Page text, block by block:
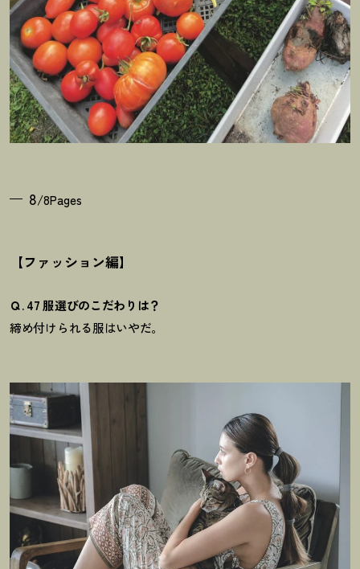
8/8Pages
【ファッション編】
Ｑ. 47 服選びのこだわりは？
締め付けられる服はいやだ。